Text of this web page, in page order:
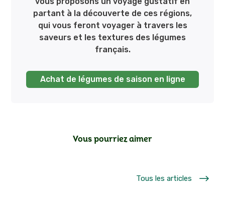
partant à la découverte de ces régions,
qui vous feront voyager à travers les
saveurs et les textures des légumes
français.
Achat de légumes de saison en ligne
Vous pourriez aimer
$
Tous les articles